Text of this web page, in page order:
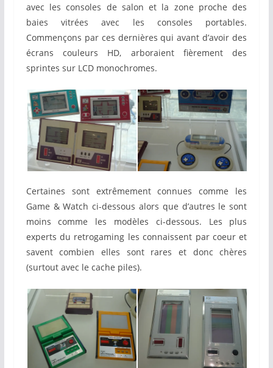
avec les consoles de salon et la zone proche des
baies vitrées avec les consoles portables.
Commençons par ces dernières qui avant d’avoir des
écrans couleurs HD, arboraient fièrement des
sprintes sur LCD monochromes.
Certaines sont extrêmement connues comme les
Game & Watch ci-dessous alors que d’autres le sont
moins comme les modèles ci-dessous. Les plus
experts du retrogaming les connaissent par coeur et
savent combien elles sont rares et donc chères
(surtout avec le cache piles).